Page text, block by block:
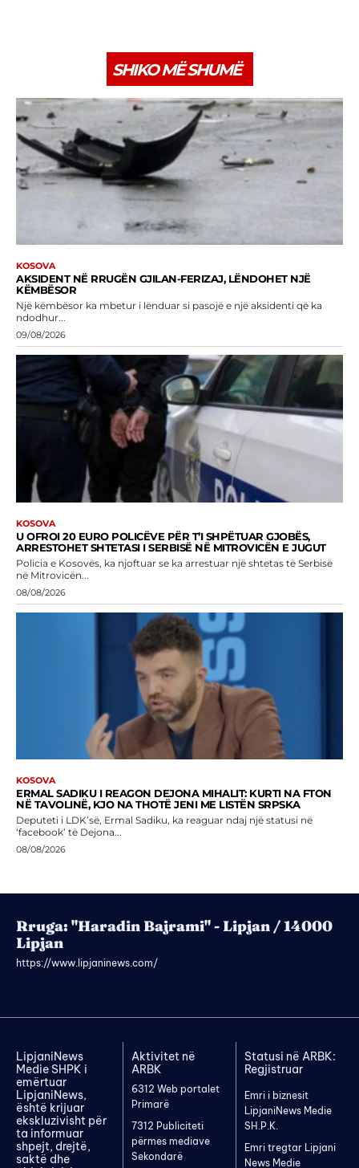
SHIKO MË SHUMË
KOSOVA
AKSIDENT NË RRUGËN GJILAN-FERIZAJ, LËNDOHET NJË
KËMBËSOR
Një këmbësor ka mbetur i lënduar si pasojë e një aksidenti që ka
ndodhur...
09/08/2026
KOSOVA
U OFROI 20 EURO POLICËVE PËR T’I SHPËTUAR GJOBËS,
ARRESTOHET SHTETASI I SERBISË NË MITROVICËN E JUGUT
Policia e Kosovës, ka njoftuar se ka arrestuar një shtetas të Serbisë
në Mitrovicën...
08/08/2026
KOSOVA
ERMAL SADIKU I REAGON DEJONA MIHALIT: KURTI NA FTON
NË TAVOLINË, KJO NA THOTË JENI ME LISTËN SRPSKA
Deputeti i LDK’së, Ermal Sadiku, ka reaguar ndaj një statusi në
‘facebook’ të Dejona...
08/08/2026
Rruga: "Haradin Bajrami" - Lipjan / 14000
Lipjan
https://www.lipjaninews.com/
LipjaniNews
Medie SHPK i
emërtuar
LipjaniNews,
është krijuar
ekskluzivisht për
ta informuar
shpejt, drejtë,
saktë dhe
Aktivitet në
ARBK
6312 Web portalet
Primarë
7312 Publiciteti
përmes mediave
Sekondarë
Statusi në ARBK:
Regjistruar
Emri i biznesit
LipjaniNews Medie
SH.P.K.
Emri tregtar Lipjani
News Medie